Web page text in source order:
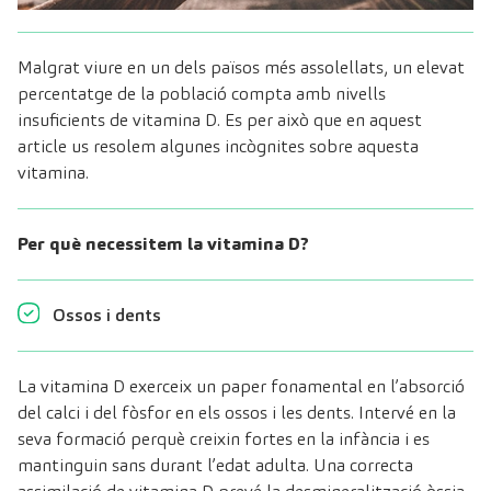
Malgrat viure en un dels països més assolellats, un elevat
percentatge de la població compta amb nivells
insuficients de vitamina D. Es per això que en aquest
article us resolem algunes incògnites sobre aquesta
vitamina.
Per què necessitem la vitamina D?
Ossos i dents
La vitamina D exerceix un paper fonamental en l’absorció
del calci i del fòsfor en els ossos i les dents. Intervé en la
seva formació perquè creixin fortes en la infància i es
mantinguin sans durant l’edat adulta. Una correcta